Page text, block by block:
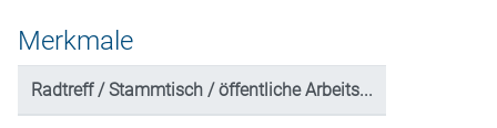
Merkmale
Radtreff / Stammtisch / öffentliche Arbeits...